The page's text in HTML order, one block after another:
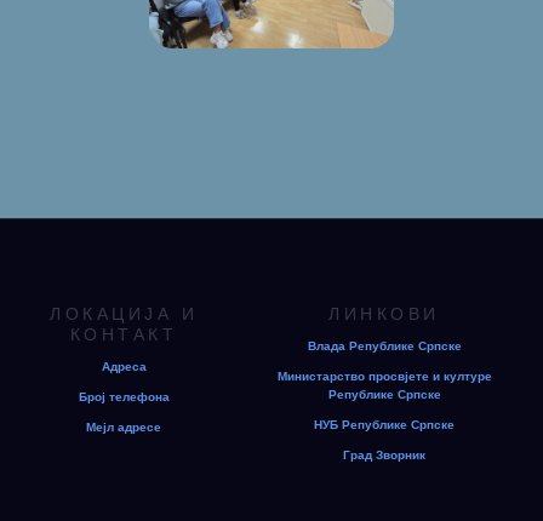
ЛОКАЦИЈА И
КОНТАКТ
Адреса
Број телефона
Мејл адресе
ЛИНКОВИ
Влада Републике Српске
Министарство просвјете и културе
Републике Српске
НУБ Републике Српске
Град Зворник